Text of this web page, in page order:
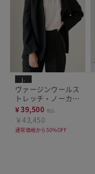
j.
ヴァージンウールス
トレッチ・ノーカラ
ージャケット
¥39,500 税込
￥43,450
通常価格から50%OFF